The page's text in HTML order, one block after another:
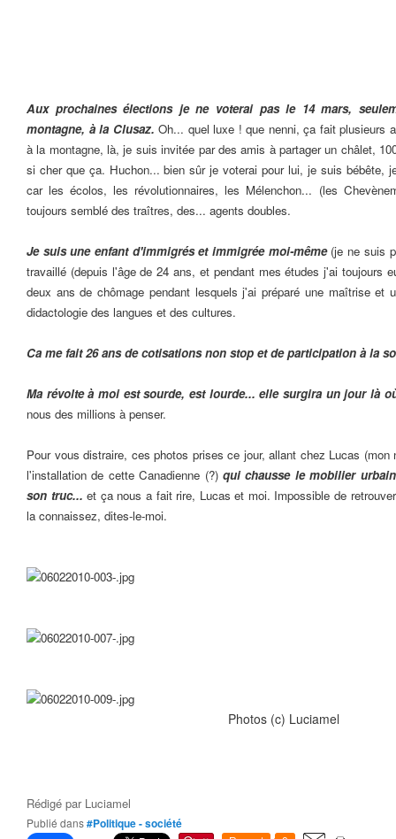
Aux prochaines élections je ne voterai pas le 14 mars,
montagne, à la Clusaz. Oh... quel luxe ! que nenni, ça fait plusieurs
à la montagne, là, je suis invitée par des amis à partager un châlet,
si cher que ça. Huchon... bien sûr je voterai pour lui, je suis bébête,
car les écolos, les révolutionnaires, les Mélenchon... (les
toujours semblé des traîtres, des... agents doubles.
Je suis une enfant d'immigrés et immigrée moi-même (je ne suis
travaillé (depuis l'âge de 24 ans, et pendant mes études j'ai toujours
deux ans de chômage pendant lesquels j'ai préparé une maîtrise et
didactologie des langues et des cultures.
Ca me fait 26 ans de cotisations non stop et de participation à la
Ma révolte à moi est sourde, est lourde... elle surgira un jour là
nous des millions à penser.
Pour vous distraire, ces photos prises ce jour, allant chez Lucas
l'installation de cette Canadienne (?) qui chausse le mobilier
son truc... et ça nous a fait rire, Lucas et moi. Impossible de
la connaissez, dites-le-moi.
Photos (c) Luciamel
Rédigé par Luciamel
Publié dans#Politique - société